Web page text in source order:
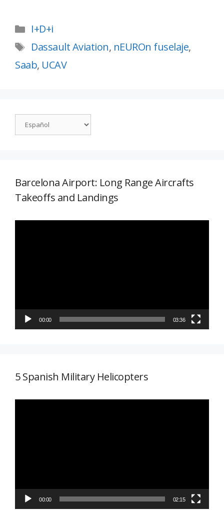
I+D+i
Dassault Aviation, nEUROn fuselaje,
Saab, UCAV
Barcelona Airport: Long Range Aircrafts
Takeoffs and Landings
00:00 03:36
5 Spanish Military Helicopters
00:00 02:15